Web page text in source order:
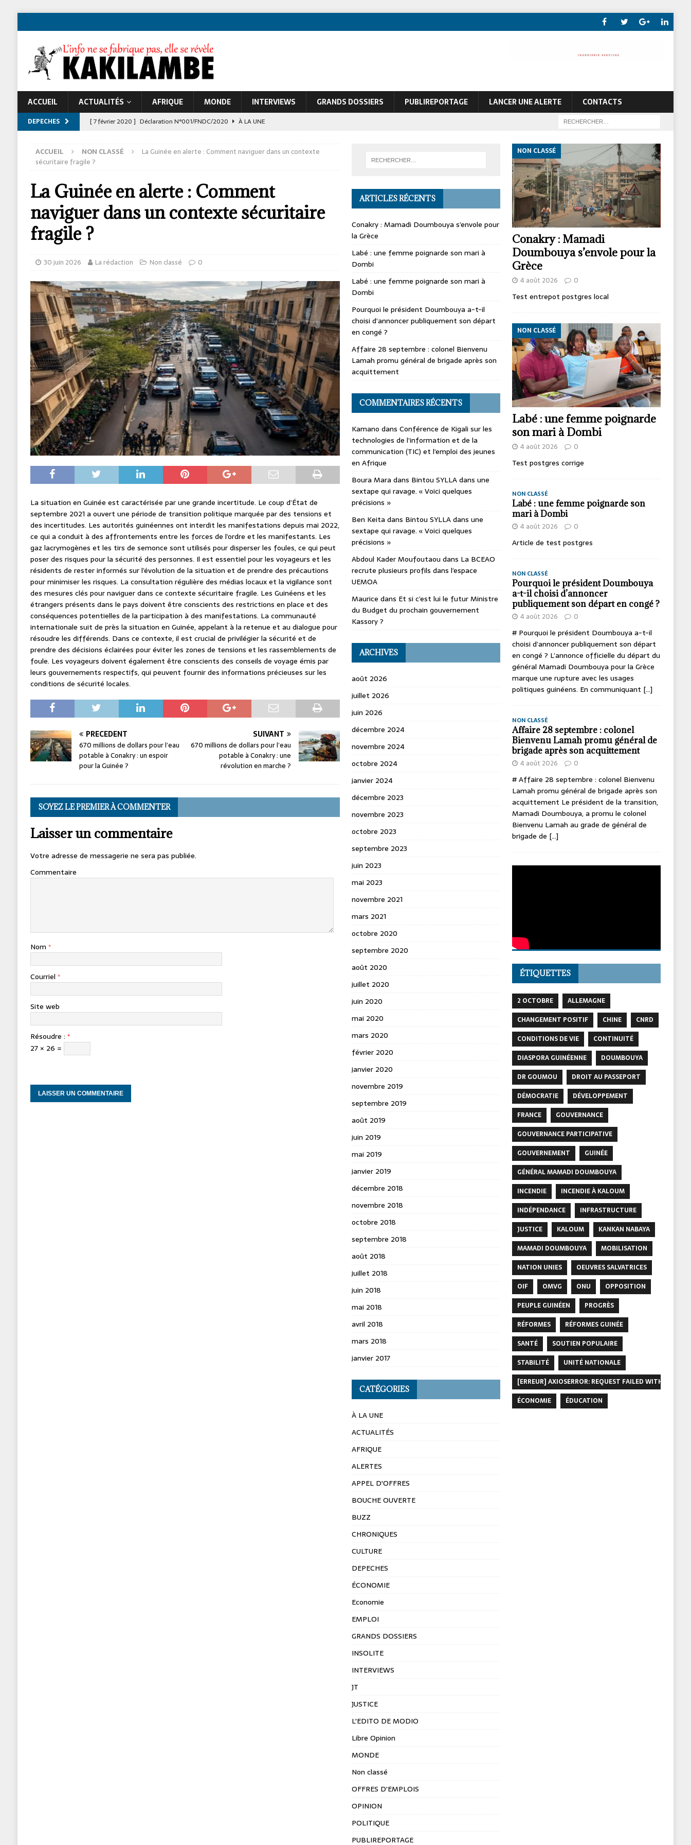
ACCUEIL ACTUALITÉS AFRIQUE MONDE INTERVIEWS GRANDS DOSSIERS PUBLIREPORTAGE LANCER UNE ALERTE CONTACTS
DEPECHES [ 7 février 2020 ] Déclaration N°001/FNDC/2020
À LA UNE
À LA UNE
ACCUEIL NON CLASSÉ
La Guinée en alerte : Comment naviguer dans un contexte
sécuritaire fragile ?
La Guinée en alerte : Comment
naviguer dans un contexte sécuritaire
fragile ?
30 juin 2026 La rédaction Non classé 0
La situation en Guinée est caractérisée par une grande incertitude. Le coup d’État de
septembre 2021 a ouvert une période de transition politique marquée par des tensions et
des incertitudes. Les autorités guinéennes ont interdit les manifestations depuis mai 2022,
ce qui a conduit à des affrontements entre les forces de l’ordre et les manifestants. Les
gaz lacrymogènes et les tirs de semonce sont utilisés pour disperser les foules, ce qui peut
poser des risques pour la sécurité des personnes. Il est essentiel pour les voyageurs et les
résidents de rester informés sur l’évolution de la situation et de prendre des précautions
pour minimiser les risques. La consultation régulière des médias locaux et la vigilance sont
des mesures clés pour naviguer dans ce contexte sécuritaire fragile. Les Guinéens et les
étrangers présents dans le pays doivent être conscients des restrictions en place et des
conséquences potentielles de la participation à des manifestations. La communauté
internationale suit de près la situation en Guinée, appelant à la retenue et au dialogue pour
résoudre les différends. Dans ce contexte, il est crucial de privilégier la sécurité et de
prendre des décisions éclairées pour éviter les zones de tensions et les rassemblements de
foule. Les voyageurs doivent également être conscients des conseils de voyage émis par
leurs gouvernements respectifs, qui peuvent fournir des informations précieuses sur les
conditions de sécurité locales.
PRÉCÉDENT
670 millions de dollars pour l’eau
potable à Conakry : un espoir
pour la Guinée ?
SUIVANT
670 millions de dollars pour l’eau
potable à Conakry : une
révolution en marche ?
SOYEZ LE PREMIER À COMMENTER
Laisser un commentaire
Votre adresse de messagerie ne sera pas publiée.
Commentaire
Nom *
Courriel *
Site web
Résoudre : *
27 × 26 =
ARTICLES RÉCENTS
Conakry : Mamadi Doumbouya s’envole pour
la Grèce
Labé : une femme poignarde son mari à
Dombi
Labé : une femme poignarde son mari à
Dombi
Pourquoi le président Doumbouya a-t-il
choisi d’annoncer publiquement son départ
en congé ?
Affaire 28 septembre : colonel Bienvenu
Lamah promu général de brigade après son
acquittement
COMMENTAIRES RÉCENTS
Kamano dans Conférence de Kigali sur les
technologies de l’information et de la
communication (TIC) et l’emploi des jeunes
en Afrique
Boura Mara dans Bintou SYLLA dans une
sextape qui ravage. « Voici quelques
précisions »
Ben Keita dans Bintou SYLLA dans une
sextape qui ravage. « Voici quelques
précisions »
Abdoul Kader Moufoutaou dans La BCEAO
recrute plusieurs profils dans l’espace
UEMOA
Maurice dans Et si c’est lui le futur Ministre
du Budget du prochain gouvernement
Kassory ?
ARCHIVES
août 2026
juillet 2026
juin 2026
décembre 2024
novembre 2024
octobre 2024
janvier 2024
décembre 2023
novembre 2023
octobre 2023
septembre 2023
juin 2023
mai 2023
novembre 2021
mars 2021
octobre 2020
septembre 2020
août 2020
juillet 2020
juin 2020
mai 2020
mars 2020
février 2020
janvier 2020
novembre 2019
septembre 2019
août 2019
juin 2019
mai 2019
janvier 2019
décembre 2018
novembre 2018
octobre 2018
septembre 2018
août 2018
juillet 2018
juin 2018
mai 2018
avril 2018
mars 2018
janvier 2017
CATÉGORIES
À LA UNE
ACTUALITÉS
AFRIQUE
ALERTES
APPEL D'OFFRES
BOUCHE OUVERTE
BUZZ
CHRONIQUES
CULTURE
DEPECHES
ÉCONOMIE
Economie
EMPLOI
GRANDS DOSSIERS
INSOLITE
INTERVIEWS
JT
JUSTICE
L'EDITO DE MODIO
Libre Opinion
MONDE
Non classé
OFFRES D'EMPLOIS
OPINION
POLITIQUE
PUBLIREPORTAGE
Conakry : Mamadi
Doumbouya s’envole pour la
Grèce
NON CLASSÉ
4 août 2026 0
Test entrepot postgres local
Labé : une femme poignarde
son mari à Dombi
NON CLASSÉ
4 août 2026 0
Test postgres corrige
NON CLASSÉ
Labé : une femme poignarde son
mari à Dombi
4 août 2026 0
Article de test postgres
NON CLASSÉ
Pourquoi le président Doumbouya
a-t-il choisi d’annoncer
publiquement son départ en congé ?
4 août 2026 0
# Pourquoi le président Doumbouya a-t-il
choisi d’annoncer publiquement son départ
en congé ? L’annonce officielle du départ du
général Mamadi Doumbouya pour la Grèce
marque une rupture avec les usages
politiques guinéens. En communiquant [...]
NON CLASSÉ
Affaire 28 septembre : colonel
Bienvenu Lamah promu général de
brigade après son acquittement
4 août 2026 0
# Affaire 28 septembre : colonel Bienvenu
Lamah promu général de brigade après son
acquittement Le président de la transition,
Mamadi Doumbouya, a promu le colonel
Bienvenu Lamah au grade de général de
brigade de [...]
ÉTIQUETTES
2 OCTOBRE
ALLEMAGNE
CHANGEMENT POSITIF
CHINE
CNRD
CONDITIONS DE VIE
CONTINUITÉ
DIASPORA GUINÉENNE
DOUMBOUYA
DR GOUMOU
DROIT AU PASSEPORT
DÉMOCRATIE
DÉVELOPPEMENT
FRANCE
GOUVERNANCE
GOUVERNANCE PARTICIPATIVE
GOUVERNEMENT
GUINÉE
GÉNÉRAL MAMADI DOUMBOUYA
INCENDIE
INCENDIE À KALOUM
INDÉPENDANCE
INFRASTRUCTURE
JUSTICE
KALOUM
KANKAN NABAYA
MAMADI DOUMBOUYA
MOBILISATION
NATION UNIES
OEUVRES SALVATRICES
OIF
OMVG ONU
OPPOSITION
PEUPLE GUINÉEN
PROGRÈS
RÉFORMES
RÉFORMES GUINÉE
SANTÉ
SOUTIEN POPULAIRE
STABILITÉ
UNITÉ NATIONALE
[ERREUR] AXIOSERROR: REQUEST FAILED WITH
ÉCONOMIE
ÉDUCATION